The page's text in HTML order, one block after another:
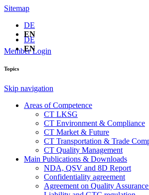
Sitemap
DE
EN
Member Login
DE
EN
Topics
Skip navigation
Areas of Competence
CT LKSG
CT Environment & Compliance
CT Market & Future
CT Transportation & Trade
CT Quality Management
Main Publications & Downloads
NDA, QSV and 8D Report
Confidentiality agreement
Agreement on Quality